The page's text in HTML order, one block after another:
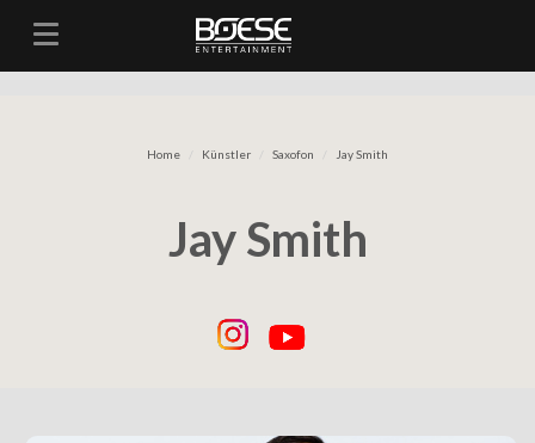
Home Künstler Saxofon Jay Smith
Jay Smith